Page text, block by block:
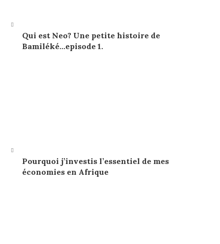
Qui est Neo? Une petite histoire de
Bamiléké…episode 1.
Pourquoi j’investis l’essentiel de mes
économies en Afrique